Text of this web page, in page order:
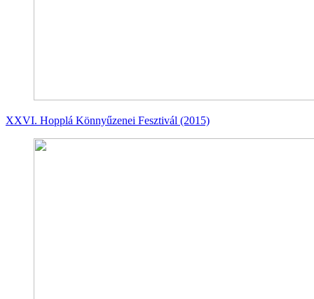
XXVI. Hopplá Könnyűzenei Fesztivál (2015)